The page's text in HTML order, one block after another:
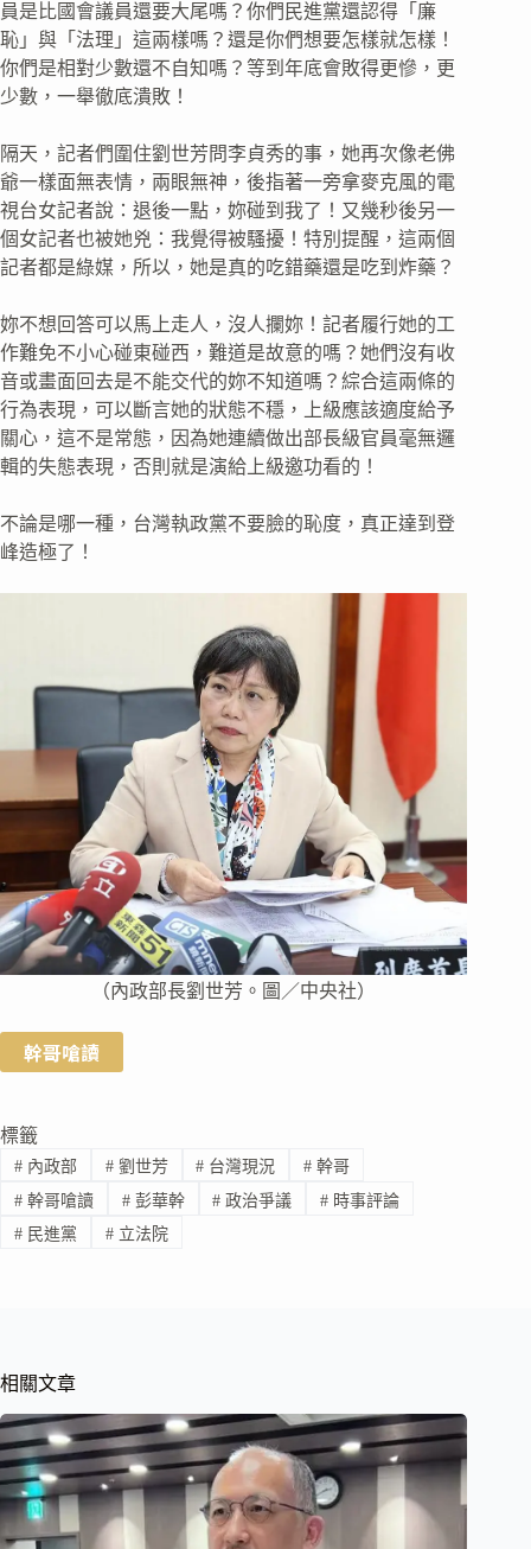
員是比國會議員還要大尾嗎？你們民進黨還認得「廉
恥」與「法理」這兩樣嗎？還是你們想要怎樣就怎樣！
你們是相對少數還不自知嗎？等到年底會敗得更慘，更
少數，一舉徹底潰敗！
隔天，記者們圍住劉世芳問李貞秀的事，她再次像老佛
爺一樣面無表情，兩眼無神，後指著一旁拿麥克風的電
視台女記者說：退後一點，妳碰到我了！又幾秒後另一
個女記者也被她兇：我覺得被騷擾！特別提醒，這兩個
記者都是綠媒，所以，她是真的吃錯藥還是吃到炸藥？
妳不想回答可以馬上走人，沒人攔妳！記者履行她的工
作難免不小心碰東碰西，難道是故意的嗎？她們沒有收
音或畫面回去是不能交代的妳不知道嗎？綜合這兩條的
行為表現，可以斷言她的狀態不穩，上級應該適度給予
關心，這不是常態，因為她連續做出部長級官員毫無邏
輯的失態表現，否則就是演給上級邀功看的！
不論是哪一種，台灣執政黨不要臉的恥度，真正達到登
峰造極了！
（內政部長劉世芳。圖／中央社）
幹哥嗆讀
標籤
#內政部 #劉世芳 # 台灣現況 # 幹哥
#幹哥嗆讀 #彭華幹 # 政治爭議 # 時事評論
#民進黨 #立法院
相關文章